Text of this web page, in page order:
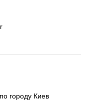
городу Киев